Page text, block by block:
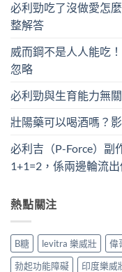
必利勁吃了沒做愛怎
整解答
威而鋼不是人人能吃
忽略
必利勁與生育能力無
壯陽藥可以喝酒嗎？
必利吉（P-Force）副
1+1=2，係兩邊輪流
熱點關注
B糖 levitra 樂威壯 偉
勃起功能障礙
印度樂威